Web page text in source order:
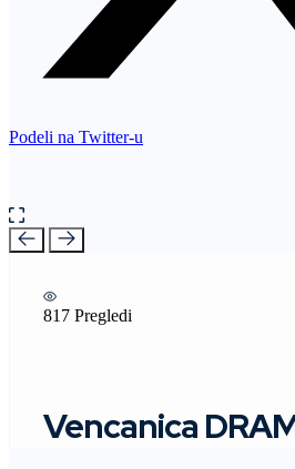
Podeli na Twitter-u
817 Pregledi
Vencanica